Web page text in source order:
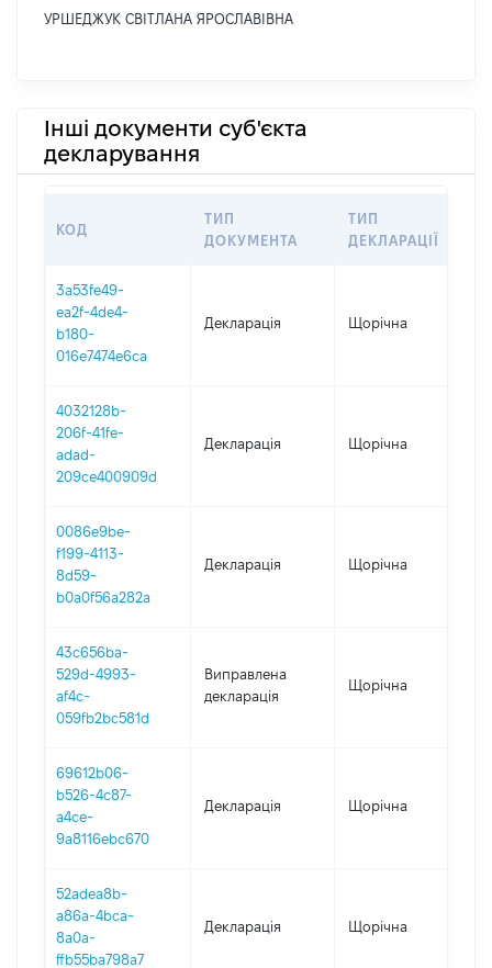
УРШЕДЖУК СВІТЛАНА ЯРОСЛАВІВНА
Інші документи суб'єкта
декларування
КОД
ТИП
ДОКУМЕНТА
ТИП
ДЕКЛАРАЦІЇ
3a53fe49-
ea2f-4de4-
b180-
016e7474e6ca
Декларація Щорічна
4032128b-
206f-41fe-
adad-
209ce400909d
Декларація Щорічна
0086e9be-
f199-4113-
8d59-
b0a0f56a282a
Декларація Щорічна
43c656ba-
529d-4993-
af4c-
059fb2bc581d
Виправлена
декларація
Щорічна
69612b06-
b526-4c87-
a4ce-
9a8116ebc670
Декларація Щорічна
52adea8b-
a86a-4bca-
8a0a-
ffb55ba798a7
Декларація Щорічна